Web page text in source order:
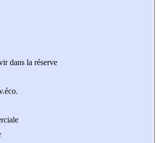
dans la réserve